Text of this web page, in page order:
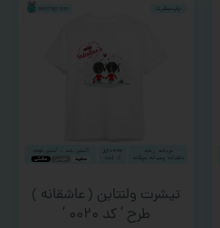
تیشرت ولنتاین ( عاشقانه )
طرح ‘ کد ۰۰۲۰ ‘